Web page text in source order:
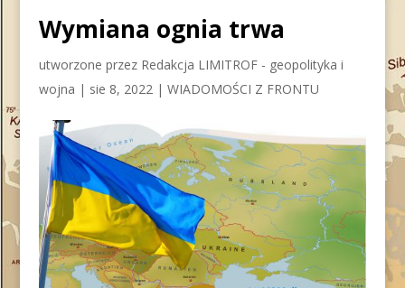
Wymiana ognia trwa
utworzone przez Redakcja LIMITROF - geopolityka i
wojna | sie 8, 2022| WIADOMOŚCI Z FRONTU